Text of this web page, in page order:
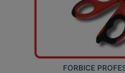
FORBICE